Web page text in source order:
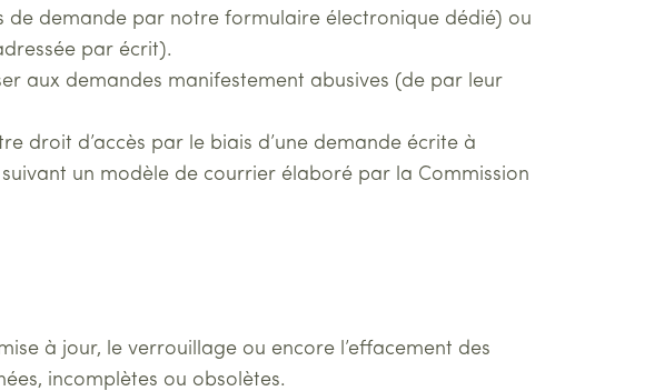
de demande par notre formulaire électronique dédié) ou
par écrit).
aux demandes manifestement abusives (de par leur
droit d’accès par le biais d’une demande écrite à
un modèle de courrier élaboré par la Commission
à jour, le verrouillage ou encore l’effacement des
incomplètes ou obsolètes.